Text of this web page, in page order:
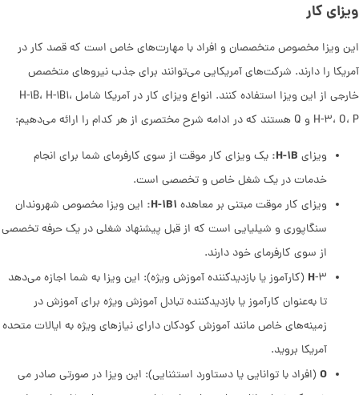
ویزای کار
این ویزا مخصوص متخصصان و افراد با مهارت‌های خاص است که قصد کار در
آمریکا را دارند. شرکت‌های آمریکایی می‌توانند برای جذب نیروهای متخصص
خارجی از این ویزا استفاده کنند. انواع ویزای کار در آمریکا شامل H-۱B، H-۱B۱،
H-۳، O، P و Q هستند که در ادامه شرح مختصری از هر کدام را ارائه می‌دهیم:
ویزای H-۱B: یک ویزای کار موقت از سوی کارفرمای شما برای انجام
خدمات در یک شغل خاص و تخصصی است.
ویزای کار موقت مبتنی بر معاهده H-۱B۱: این ویزا مخصوص شهروندان
سنگاپوری و شیلیایی است که از قبل پیشنهاد شغلی در یک حرفه تخصصی
از سوی کارفرمای خود دارند.
H -۳ (کارآموز یا بازدیدکننده آموزش ویژه): این ویزا به شما اجازه می‌دهد
تا به‌عنوان کارآموز یا بازدیدکننده تبادل آموزش ویژه برای آموزش در
زمینه‌های خاص مانند آموزش کودکان دارای نیازهای ویژه به ایالات متحده
آمریکا بروید.
O (افراد با توانایی یا دستاورد استثنایی): این ویزا در صورتی صادر می